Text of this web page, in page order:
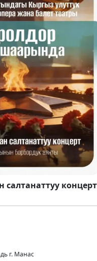
салтанаттуу концерт
г. Манас